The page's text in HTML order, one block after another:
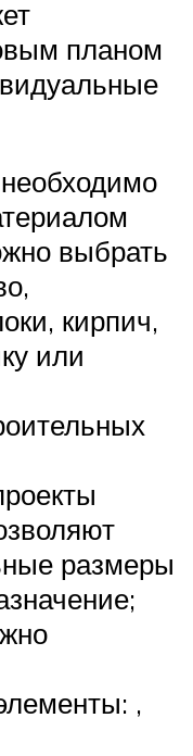
планом
выбрать
кирпич,
или
размеры
,